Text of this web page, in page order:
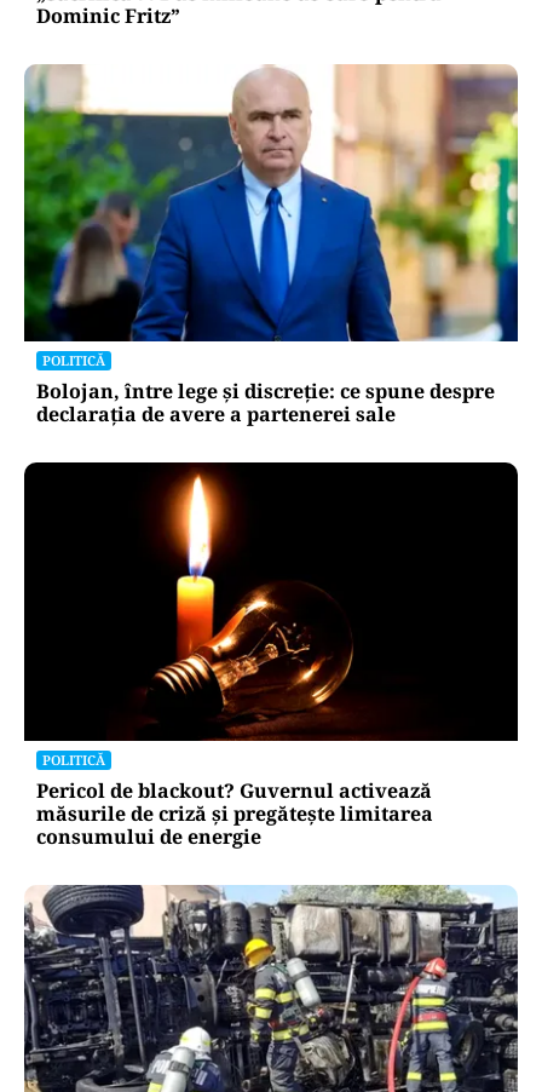
Dominic Fritz”
POLITICĂ
Bolojan, între lege și discreție: ce spune despre
declarația de avere a partenerei sale
POLITICĂ
Pericol de blackout? Guvernul activează
măsurile de criză și pregătește limitarea
consumului de energie